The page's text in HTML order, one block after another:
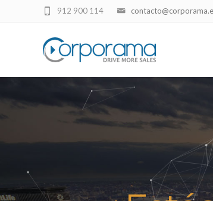
912 900 114